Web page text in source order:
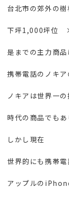
台北市の郊外の
下坪1,000坪位 ×
是までの主力商品
携帯電話のノキ
ノキアは世界一
時代の商品でもあ
しかし現在
世界的にも携帯
アップルの